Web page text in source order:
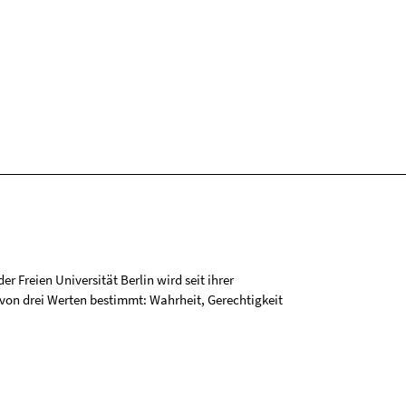
Freien Universität Berlin wird seit ihrer
drei Werten bestimmt: Wahrheit, Gerechtigkeit